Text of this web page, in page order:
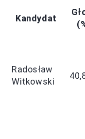
Kandydat
Radosław
Witkowski